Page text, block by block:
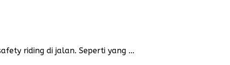
riding di jalan. Seperti yang ...